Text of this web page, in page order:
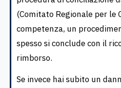
(Comitato Regionale per le
competenza, un
spesso si conclude con il
rimborso.
Se invece hai subito un